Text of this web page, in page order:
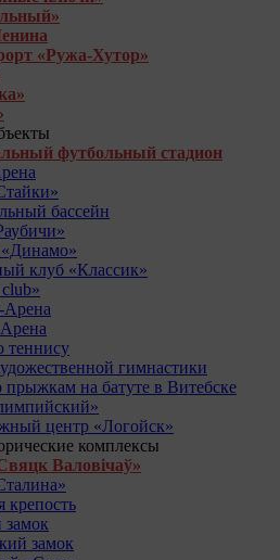
«Ружа-Хутор»
футбольный стадион
бассейн
клуб «Классик»
гимнастики
прыжкам на батуте в Витебске
центр «Логойск»
комплексы
Валовічаў»
крепость
замок